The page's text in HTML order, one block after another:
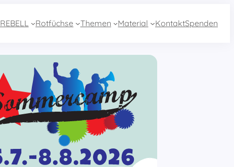
REBELL Rotfüchse Themen Material KontaktSpenden